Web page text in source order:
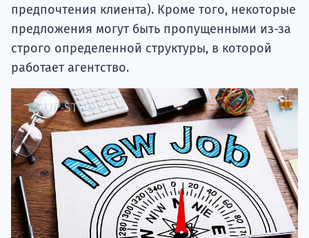
предпочтения клиента). Кроме того, некоторые
предложения могут быть пропущенными из-за
строго определенной структуры, в которой
работает агентство.